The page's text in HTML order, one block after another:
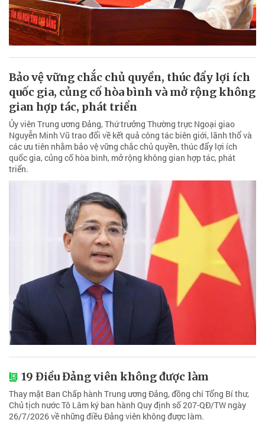
Bảo vệ vững chắc chủ quyền, thúc đẩy lợi ích
quốc gia, củng cố hòa bình và mở rộng không
gian hợp tác, phát triển
Ủy viên Trung ương Đảng, Thứ trưởng Thường trực Ngoại giao
Nguyễn Minh Vũ trao đổi về kết quả công tác biên giới, lãnh thổ và
các ưu tiên nhằm bảo vệ vững chắc chủ quyền, thúc đẩy lợi ích
quốc gia, củng cố hòa bình, mở rộng không gian hợp tác, phát
triển.
19 Điều Đảng viên không được làm
Thay mặt Ban Chấp hành Trung ương Đảng, đồng chí Tổng Bí thư,
Chủ tịch nước Tô Lâm ký ban hành Quy định số 207-QĐ/TW ngày
26/7/2026 về những điều Đảng viên không được làm.